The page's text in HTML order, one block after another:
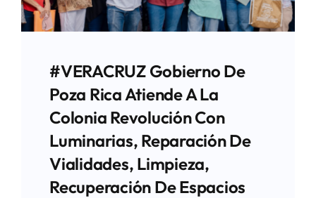
#VERACRUZ Gobierno De
Poza Rica Atiende A La
Colonia Revolución Con
Luminarias, Reparación De
Vialidades, Limpieza,
Recuperación De Espacios